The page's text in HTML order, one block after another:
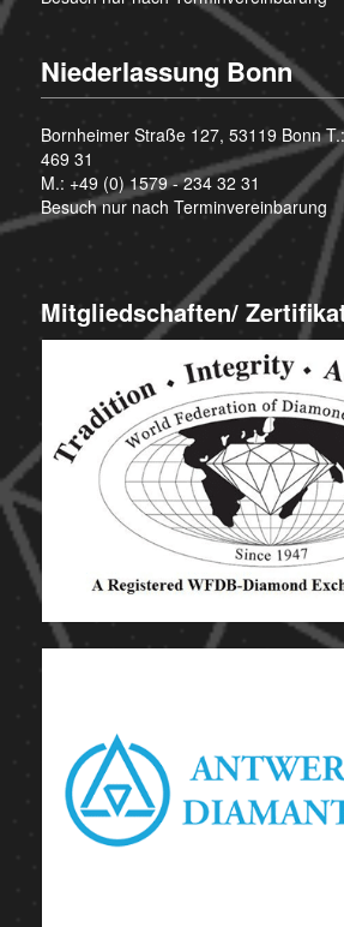
Niederlassung Bonn
Bornheimer Straße 127, 53119 Bonn
469 31
M.: +49 (0) 1579 - 234 32 31
Besuch nur nach Terminvereinbarung
Mitgliedschaften/